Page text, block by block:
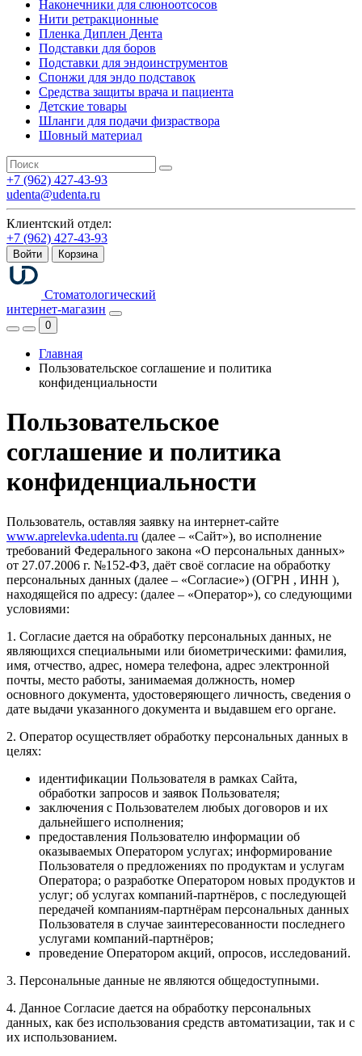
Наконечники для слюноотсосов
Нити ретракционные
Пленка Диплен Дента
Подставки для боров
Подставки для эндоинструментов
Спонжи для эндо подставок
Средства защиты врача и пациента
Детские товары
Шланги для подачи физраствора
Шовный материал
+7 (962) 427-43-93
udenta@udenta.ru
Клиентский отдел:
+7 (962) 427-43-93
Войти Корзина
Стоматологический
интернет-магазин
0
Главная
Пользовательское соглашение и политика
конфиденциальности
Пользовательское
соглашение и политика
конфиденциальности
Пользователь, оставляя заявку на интернет-сайте
www.aprelevka.udenta.ru (далее – «Сайт»), во исполнение
требований Федерального закона «О персональных данных»
от 27.07.2006 г. №152-ФЗ, даёт своё согласие на обработку
персональных данных (далее – «Согласие») (ОГРН , ИНН ),
находящейся по адресу: (далее – «Оператор»), со следующими
условиями:
1. Согласие дается на обработку персональных данных, не
являющихся специальными или биометрическими: фамилия,
имя, отчество, адрес, номера телефона, адрес электронной
почты, место работы, занимаемая должность, номер
основного документа, удостоверяющего личность, сведения о
дате выдачи указанного документа и выдавшем его органе.
2. Оператор осуществляет обработку персональных данных в
целях:
идентификации Пользователя в рамках Сайта,
обработки запросов и заявок Пользователя;
заключения с Пользователем любых договоров и их
дальнейшего исполнения;
предоставления Пользователю информации об
оказываемых Оператором услугах; информирование
Пользователя о предложениях по продуктам и услугам
Оператора; о разработке Оператором новых продуктов и
услуг; об услугах компаний-партнёров, с последующей
передачей компаниям-партнёрам персональных данных
Пользователя в случае заинтересованности последнего
услугами компаний-партнёров;
проведение Оператором акций, опросов, исследований.
3. Персональные данные не являются общедоступными.
4. Данное Согласие дается на обработку персональных
данных, как без использования средств автоматизации, так и с
их использованием.